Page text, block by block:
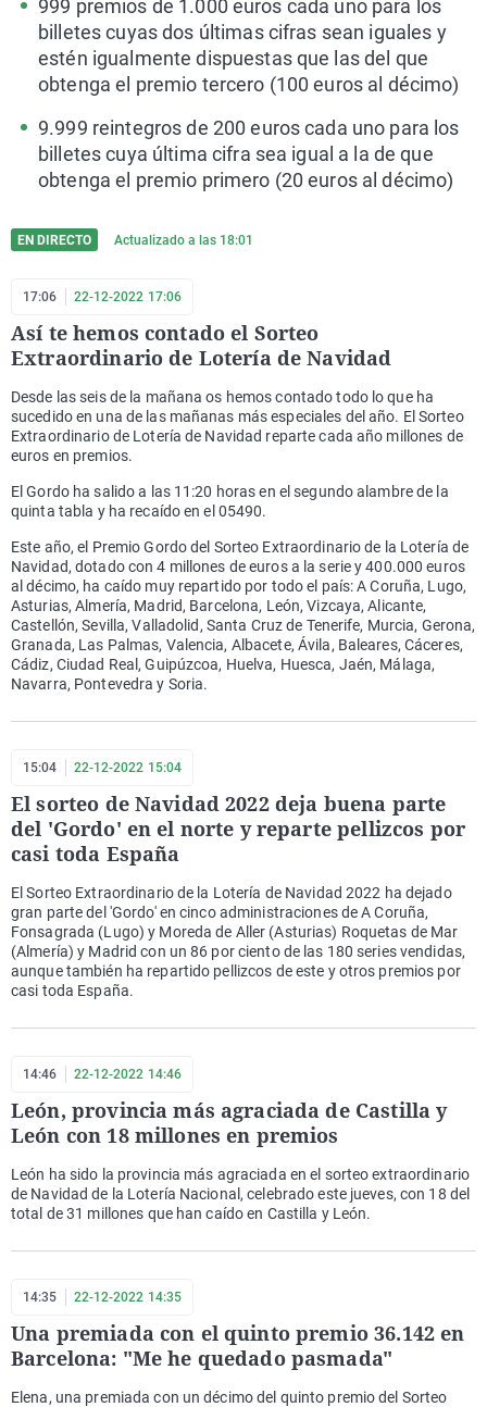
999 premios de 1.000 euros cada uno para los
billetes cuyas dos últimas cifras sean iguales y
estén igualmente dispuestas que las del que
obtenga el premio tercero (100 euros al décimo)
9.999 reintegros de 200 euros cada uno para los
billetes cuya última cifra sea igual a la de que
obtenga el premio primero (20 euros al décimo)
EN DIRECTO Actualizado a las 18:01
17:06 22-12-2022 17:06
Así te hemos contado el Sorteo
Extraordinario de Lotería de Navidad
Desde las seis de la mañana os hemos contado todo lo que ha
sucedido en una de las mañanas más especiales del año. El Sorteo
Extraordinario de Lotería de Navidad reparte cada año millones de
euros en premios.
El Gordo ha salido a las 11:20 horas en el segundo alambre de la
quinta tabla y ha recaído en el 05490.
Este año, el Premio Gordo del Sorteo Extraordinario de la Lotería de
Navidad, dotado con 4 millones de euros a la serie y 400.000 euros
al décimo, ha caído muy repartido por todo el país: A Coruña, Lugo,
Asturias, Almería, Madrid, Barcelona, León, Vizcaya, Alicante,
Castellón, Sevilla, Valladolid, Santa Cruz de Tenerife, Murcia, Gerona,
Granada, Las Palmas, Valencia, Albacete, Ávila, Baleares, Cáceres,
Cádiz, Ciudad Real, Guipúzcoa, Huelva, Huesca, Jaén, Málaga,
Navarra, Pontevedra y Soria.
15:04 22-12-2022 15:04
El sorteo de Navidad 2022 deja buena parte
del 'Gordo' en el norte y reparte pellizcos por
casi toda España
El Sorteo Extraordinario de la Lotería de Navidad 2022 ha dejado
gran parte del 'Gordo' en cinco administraciones de A Coruña,
Fonsagrada (Lugo) y Moreda de Aller (Asturias) Roquetas de Mar
(Almería) y Madrid con un 86 por ciento de las 180 series vendidas,
aunque también ha repartido pellizcos de este y otros premios por
casi toda España.
14:46 22-12-2022 14:46
León, provincia más agraciada de Castilla y
León con 18 millones en premios
León ha sido la provincia más agraciada en el sorteo extraordinario
de Navidad de la Lotería Nacional, celebrado este jueves, con 18 del
total de 31 millones que han caído en Castilla y León.
14:35 22-12-2022 14:35
Una premiada con el quinto premio 36.142 en
Barcelona: "Me he quedado pasmada"
Elena, una premiada con un décimo del quinto premio del Sorteo